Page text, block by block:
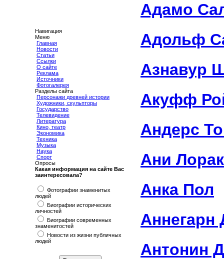
Навигация
Меню
Главная
Новости
Статьи
Ссылки
О сайте
Реклама
Источники
Фотогалерея
Разделы сайта
Персонажи древней истории
Художники, скульпторы
Государство
Телевидение
Литература
Кино, театр
Экономика
Техника
Музыка
Наука
Спорт
Опросы
Какая информация на сайте Вас
заинтересовала?
Фотографии знаменитых
людей
Биографии исторических
личностей
Биографии современных
знаменитостей
Новости из жизни публичных
людей
Адамо
Адольф
Азнавур
Акуфф
Андерс
Ани Лорак
Анка Пол
Аннегарн
Антонин